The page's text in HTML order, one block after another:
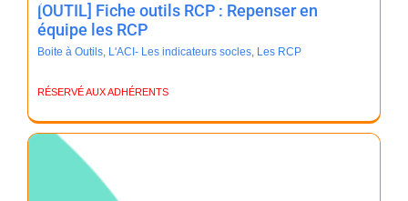
[OUTIL] Fiche outils RCP : Repenser en
équipe les RCP
Boite à Outils, L'ACI- Les indicateurs socles, Les RCP
RÉSERVÉ AUX ADHÉRENTS